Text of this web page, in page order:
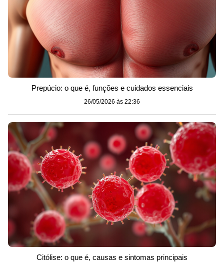
Prepúcio: o que é, funções e cuidados essenciais
26/05/2026 às 22:36
Citólise: o que é, causas e sintomas principais